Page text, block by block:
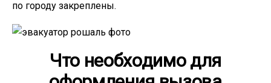
по городу закреплены.
Что необходимо для